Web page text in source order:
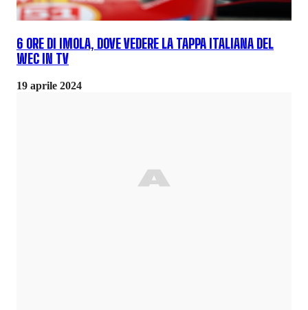
6 ORE DI IMOLA, DOVE VEDERE LA TAPPA ITALIANA DEL
WEC IN TV
19 aprile 2024